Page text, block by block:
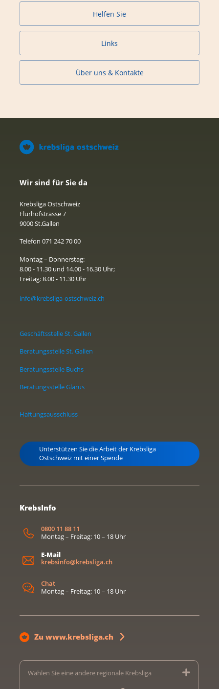
Helfen Sie
Links
Über uns & Kontakte
Wir sind für Sie da
Krebsliga Ostschweiz
Flurhofstrasse 7
9000 St.Gallen
Telefon 071 242 70 00
Montag – Donnerstag:
8.00 - 11.30 und 14.00 - 16.30 Uhr;
Freitag: 8.00 - 11.30 Uhr
info@krebsliga-ostschweiz.ch
Geschäftsstelle St. Gallen
Beratungsstelle St. Gallen
Beratungsstelle Buchs
Beratungsstelle Glarus
Haftungsausschluss
Unterstützen Sie die Arbeit der Krebsliga
Ostschweiz mit einer Spende
KrebsInfo
0800 11 88 11
Montag – Freitag: 10 – 18 Uhr
E-Mail
krebsinfo@krebsliga.ch
Chat
Montag – Freitag: 10 – 18 Uhr
Zu www.krebsliga.ch
Wählen Sie eine andere regionale Krebsliga